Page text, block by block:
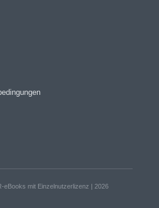
eBooks mit Einzelnutzerlizenz | 2026